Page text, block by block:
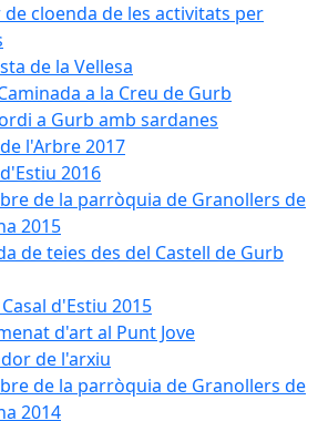
de cloenda de les activitats per
de la Vellesa
a la Creu de Gurb
a Gurb amb sardanes
l'Arbre 2017
2016
de la parròquia de Granollers de
2015
de teies des del Castell de Gurb
d'Estiu 2015
d'art al Punt Jove
de l'arxiu
de la parròquia de Granollers de
2014